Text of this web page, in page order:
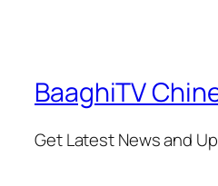
BaaghiTV
Get Latest News and